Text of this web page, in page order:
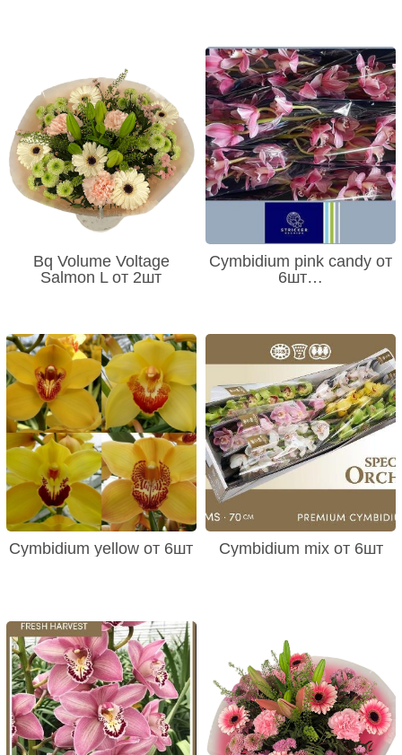
Bq Volume Voltage
Salmon L от 2шт
Cymbidium pink candy от
6шт…
Cymbidium yellow от 6шт Cymbidium mix от 6шт